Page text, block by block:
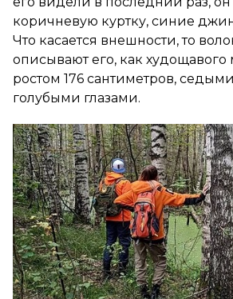
коричневую куртку, синие
Что касается внешности, то
описывают его, как
ростом 176 сантиметров,
голубыми глазами.